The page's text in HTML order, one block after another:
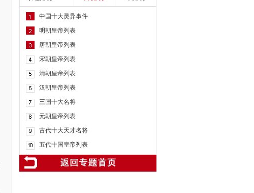
中国十大灵异事件
明朝皇帝列表
唐朝皇帝列表
宋朝皇帝列表
清朝皇帝列表
汉朝皇帝列表
三国十大名将
元朝皇帝列表
古代十大天才名将
五代十国皇帝列表